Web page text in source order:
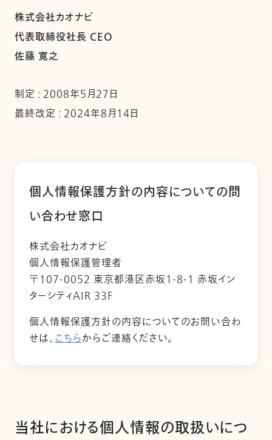
株式会社カオナビ
代表取締役社長 CEO
佐藤 寛之
制定 : 2008年5月27日
最終改定 : 2024年8月14日
個人情報保護方針の内容についての問
い合わせ窓口
株式会社カオナビ
個人情報保護管理者
〒107-0052 東京都港区赤坂1-8-1 赤坂イン
ターシティAIR 33F
個人情報保護方針の内容についてのお問い合わ
せは、こちらからご連絡ください。
当社における個人情報の取扱いにつ